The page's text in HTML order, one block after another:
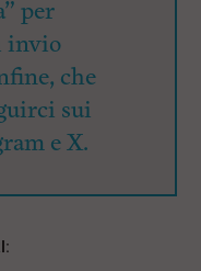
per
invio
che
sui
e X.